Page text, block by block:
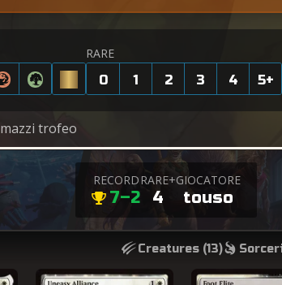
RARE
0
1 2 3 4 5+
mazzi trofeo
RECORD
7–2
RARE+
4
GIOCATORE
touso
Creatures (13)